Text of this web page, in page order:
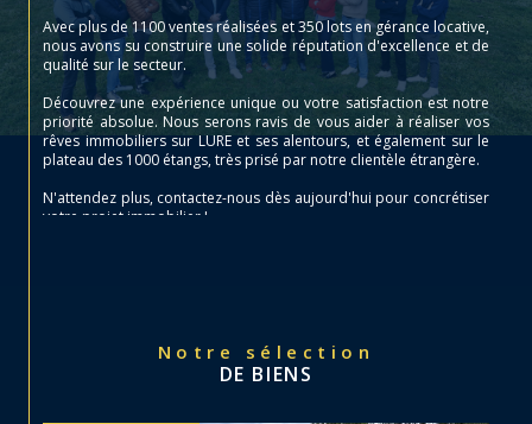
Avec plus de 1100 ventes réalisées et 350 lots en gérance locative,
nous avons su construire une solide réputation d'excellence et de
qualité sur le secteur.
Découvrez une expérience unique ou votre satisfaction est notre
priorité absolue. Nous serons ravis de vous aider à réaliser vos
rêves immobiliers sur LURE et ses alentours, et également sur le
plateau des 1000 étangs, très prisé par notre clientèle étrangère.
N'attendez plus, contactez-nous dès aujourd'hui pour concrétiser
votre projet immobilier !
Notre sélection
DE BIENS